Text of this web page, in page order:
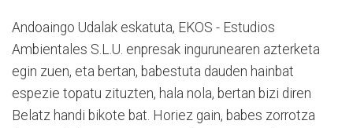
Andoaingo Udalak eskatuta, EKOS - Estudios
Ambientales S.L.U. enpresak ingurunearen azterketa
egin zuen, eta bertan, babestuta dauden hainbat
espezie topatu zituzten, hala nola, bertan bizi diren
Belatz handi bikote bat. Horiez gain, babes zorrotza